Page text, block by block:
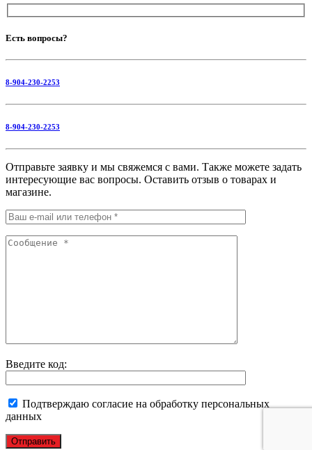
Есть вопросы?
8-904-230-2253
8-904-230-2253
Отправьте заявку и мы свяжемся с вами. Также можете задать
интересующие вас вопросы. Оставить отзыв о товарах и
магазине.
Введите код:
Подтверждаю согласие на обработку персональных
данных